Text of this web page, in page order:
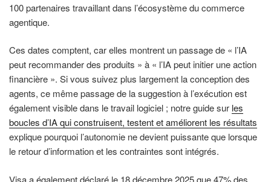
100 partenaires travaillant dans l’écosystème du commerce
agentique.
Ces dates comptent, car elles montrent un passage de « l’IA
peut recommander des produits » à « l’IA peut initier une action
financière ». Si vous suivez plus largement la conception des
agents, ce même passage de la suggestion à l’exécution est
également visible dans le travail logiciel ; notre guide sur les
boucles d’IA qui construisent, testent et améliorent les résultats
explique pourquoi l’autonomie ne devient puissante que lorsque
le retour d’information et les contraintes sont intégrés.
Visa a également déclaré le 18 décembre 2025 que 47% des